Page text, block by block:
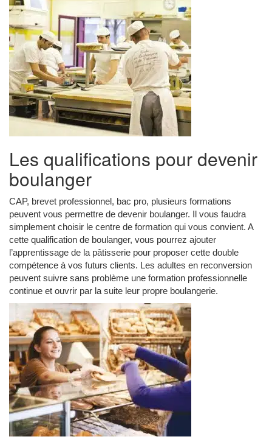
Les qualifications pour devenir
boulanger
CAP, brevet professionnel, bac pro, plusieurs formations
peuvent vous permettre de devenir boulanger. Il vous faudra
simplement choisir le centre de formation qui vous convient. A
cette qualification de boulanger, vous pourrez ajouter
l’apprentissage de la pâtisserie pour proposer cette double
compétence à vos futurs clients. Les adultes en reconversion
peuvent suivre sans problème une formation professionnelle
continue et ouvrir par la suite leur propre boulangerie.